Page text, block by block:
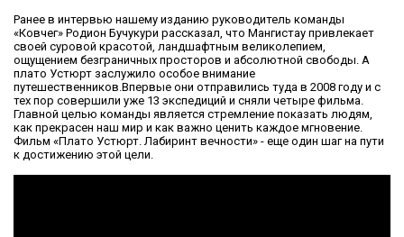
Ранее в интервью нашему изданию руководитель команды
«Ковчег» Родион Бучукури рассказал, что Мангистау привлекает
своей суровой красотой, ландшафтным великолепием,
ощущением безграничных просторов и абсолютной свободы. А
плато Устюрт заслужило особое внимание
путешественников.Впервые они отправились туда в 2008 году и с
тех пор совершили уже 13 экспедиций и сняли четыре фильма.
Главной целью команды является стремление показать людям,
как прекрасен наш мир и как важно ценить каждое мгновение.
Фильм «Плато Устюрт. Лабиринт вечности» - еще один шаг на пути
к достижению этой цели.